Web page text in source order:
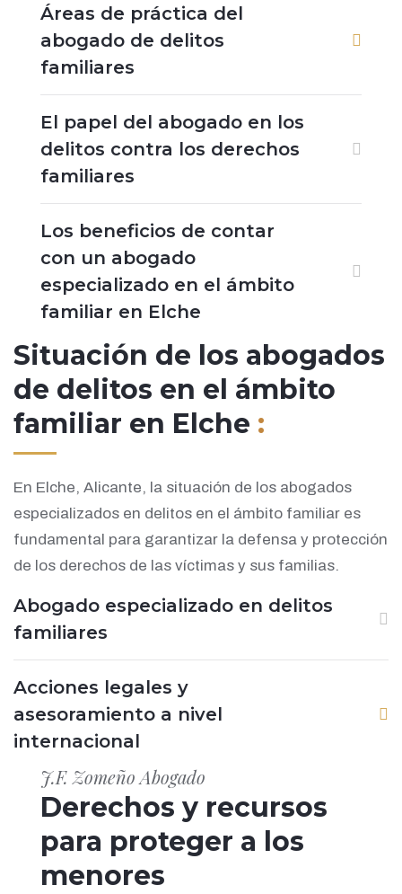
Áreas de práctica del
abogado de delitos
familiares
El papel del abogado en los
delitos contra los derechos
familiares
Los beneficios de contar
con un abogado
especializado en el ámbito
familiar en Elche
Situación de los abogados
de delitos en el ámbito
familiar en Elche :
En Elche, Alicante, la situación de los abogados
especializados en delitos en el ámbito familiar es
fundamental para garantizar la defensa y protección
de los derechos de las víctimas y sus familias.
Abogado especializado en delitos
familiares
Acciones legales y
asesoramiento a nivel
internacional
J.F. Zomeño Abogado
Derechos y recursos
para proteger a los
menores